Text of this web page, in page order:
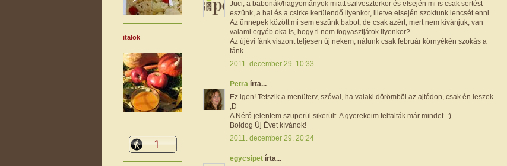
Juci, a babonák/hagyományok miatt szilveszterkor és elsején mi is csak sertést
eszünk, a hal és a csirke kerülendő ilyenkor, illetve elsején szoktunk lencsét enni.
Az ünnepek között mi sem eszünk babot, de csak azért, mert nem kívánjuk, van
valami egyéb oka is, hogy ti nem fogyasztjátok ilyenkor?
Az újévi fánk viszont teljesen új nekem, nálunk csak február környékén szokás a
fánk.
2011. december 29. 10:33
Petra írta...
Ez igen! Tetszik a menüterv, szóval, ha valaki dörömböl az ajtódon, csak én leszek...
;D
A Néró jelentem szuperül sikerült. A gyerekeim felfalták már mindet. :)
Boldog Új Évet kívánok!
2011. december 29. 20:24
egycsipet írta...
italok